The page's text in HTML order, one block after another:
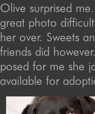
Olive surprised
great photo
her over. Sweets
friends did
posed for me she
available for